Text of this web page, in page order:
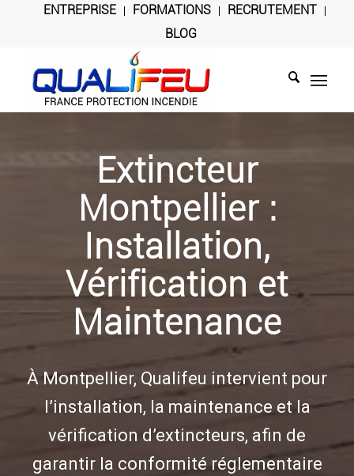
ENTREPRISE FORMATIONS
RECRUTEMENT
BLOG
Extincteur
Montpellier :
Installation,
Vérification et
Maintenance
À Montpellier, Qualifeu intervient pour
l’installation, la maintenance et la
vérification d’extincteurs, afin de
garantir la conformité réglementaire